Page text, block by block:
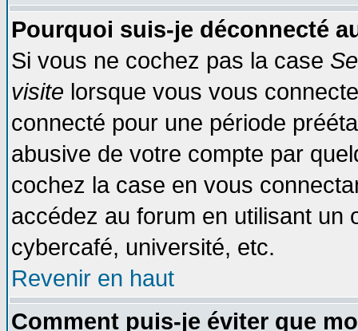
Pourquoi suis-je déconnecté
Si vous ne cochez pas la case
visite lorsque vous vous
connecté pour une période
abusive de votre compte par
cochez la case en vous
accédez au forum en utilisant un
cybercafé, université, etc.
Revenir en haut
Comment puis-je éviter que